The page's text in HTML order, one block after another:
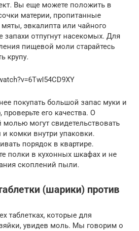
Вы еще можете положить в
материи, пропитанные
эвкалипта или чайного
запахи отпугнут насекомых. Для
пищевой моли старайтесь
крупу.
покупать большой запас муки и
его качества. О
могут свидетельствовать
комки внутри упаковки.
порядок в квартире.
полки в кухонных шкафах и не
скоплений пыли.
(шарики) против
таблетках, которые для
увидев моль. Мы говорим о